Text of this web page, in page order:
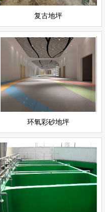
复古地坪
环氧彩砂地坪
环氧彩砂地坪
环氧地坪
立即询问
环氧防腐地坪
环氧地坪
立即询问